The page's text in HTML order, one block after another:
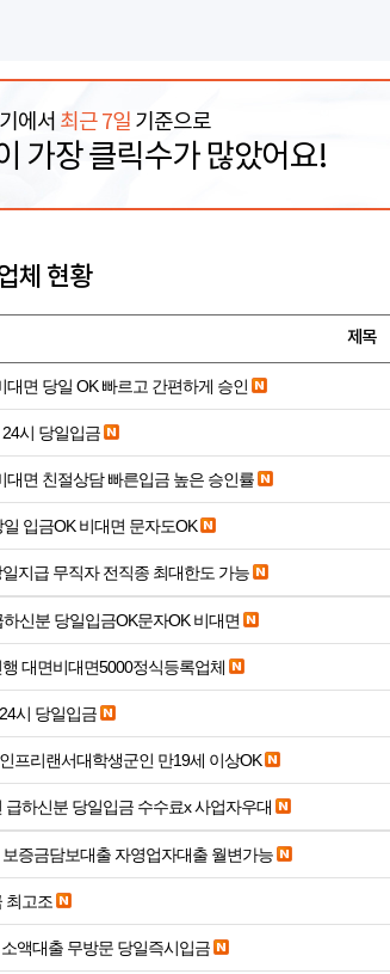
에서 최근 7일 기준으로
가장 클릭수가 많았어요!
체 현황
제목
대면 당일 OK 빠르고 간편하게 승인
시 당일입금
대면 친절상담 빠른입금 높은 승인률
입금OK 비대면 문자도OK
지급 무직자 전직종 최대한도 가능
신분 당일입금OK문자OK 비대면
대면비대면5000정식등록업체
시 당일입금
무직자직장인프리랜서대학생군인 만19세 이상OK
전국 비대면 급하신분 당일입금 수수료x 사업자우대
증금담보대출 자영업자대출 월변가능
최고조
액대출 무방문 당일즉시입금